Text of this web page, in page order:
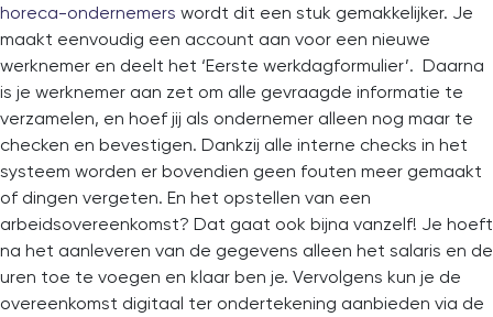
horeca-ondernemers wordt dit een stuk gemakkelijker. Je
maakt eenvoudig een account aan voor een nieuwe
werknemer en deelt het ‘Eerste werkdagformulier’. Daarna
is je werknemer aan zet om alle gevraagde informatie te
verzamelen, en hoef jij als ondernemer alleen nog maar te
checken en bevestigen. Dankzij alle interne checks in het
systeem worden er bovendien geen fouten meer gemaakt
of dingen vergeten. En het opstellen van een
arbeidsovereenkomst? Dat gaat ook bijna vanzelf! Je hoeft
na het aanleveren van de gegevens alleen het salaris en de
uren toe te voegen en klaar ben je. Vervolgens kun je de
overeenkomst digitaal ter ondertekening aanbieden via de